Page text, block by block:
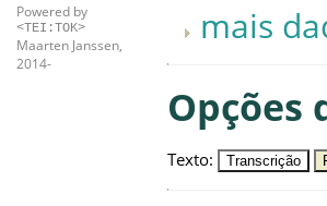
Powered by
<TEI:TOK>
Maarten Janssen,
2014-
mais
Opções
Texto: Transcrição